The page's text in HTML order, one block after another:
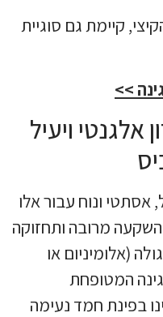
קיימת גם סוגיית
>>
אלגנטי ויעיל
אסתטי ונוח עבור אלו
מרובה ותחזוקה
(אלומיניום או
המטופחת
בפינת חמד נעימה